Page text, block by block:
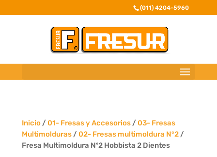
(011) 4204-5960
Inicio/ 01- Fresas y Accesorios/ 03- Fresas
Multimolduras/ 02- Fresas multimoldura N°2/
Fresa Multimoldura Nº2 Hobbista 2 Dientes